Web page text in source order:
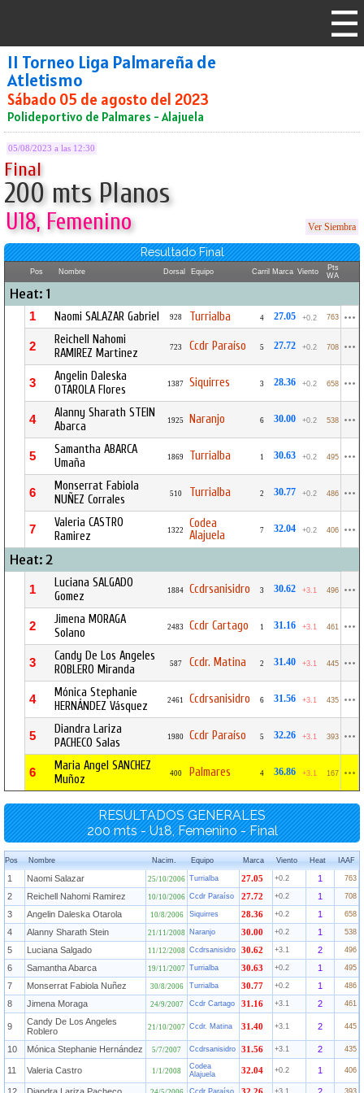
II Torneo Liga Palmareña de
Atletismo
Sábado 05 de agosto del 2023
Polideportivo de Palmares - Alajuela
05/08/2023 a las 12:30
Final
200 mts Planos
U18, Femenino Ver Siembra
Resultado Final
Pos Nombre Dorsal Equipo Carril Marca Viento
Pts
WA
Heat: 1
1 Naomi SALAZAR Gabriel 928 Turrialba 4 27.05 +0.2 763
2
Reichell Nahomi
RAMIREZ Martinez
723 Ccdr Paraíso 5 27.72 +0.2 708
3
Angelin Daleska
OTAROLA Flores
1387 Siquirres 3 28.36 +0.2 658
4
Alanny Sharath STEIN
Abarca
1925 Naranjo 6 30.00 +0.2 538
5
Samantha ABARCA
Umaña
1869 Turrialba 1 30.63 +0.2 495
6
Monserrat Fabiola
NUÑEZ Corrales
510 Turrialba 2 30.77 +0.2 486
7
Valeria CASTRO
Ramirez
1322
Codea
Alajuela
7 32.04 +0.2 406
Heat: 2
1
Luciana SALGADO
Gomez
1884 Ccdrsanisidro 3 30.62 +3.1 496
2
Jimena MORAGA
Solano
2483 Ccdr Cartago 1 31.16 +3.1 461
3
Candy De Los Angeles
ROBLERO Miranda
587 Ccdr. Matina 2 31.40 +3.1 445
4
Mónica Stephanie
HERNÁNDEZ Vásquez
2461 Ccdrsanisidro 6 31.56 +3.1 435
5
Diandra Lariza
PACHECO Salas
1980 Ccdr Paraíso 5 32.26 +3.1 393
6
Maria Angel SANCHEZ
Muñoz
400 Palmares 4 36.86 +3.1 167
RESULTADOS GENERALES
200 mts - U18, Femenino - Final
Pos Nombre Nacim. Equipo Marca Viento Heat IAAF
1 Naomi Salazar 25/10/2006 Turrialba 27.05 +0.2 1 763
2 Reichell Nahomi Ramirez 10/10/2006 Ccdr Paraíso 27.72 +0.2 1 708
3 Angelin Daleska Otarola 10/8/2006 Siquirres 28.36 +0.2 1 658
4 Alanny Sharath Stein 21/11/2008 Naranjo 30.00 +0.2 1 538
5 Luciana Salgado 11/12/2008 Ccdrsanisidro 30.62 +3.1 2 496
6 Samantha Abarca 19/11/2007 Turrialba 30.63 +0.2 1 495
7 Monserrat Fabiola Nuñez 30/8/2006 Turrialba 30.77 +0.2 1 486
8 Jimena Moraga 24/9/2007 Ccdr Cartago 31.16 +3.1 2 461
9
Candy De Los Angeles
Roblero
21/10/2007 Ccdr. Matina 31.40 +3.1 2 445
10 Mónica Stephanie Hernández 5/7/2007 Ccdrsanisidro 31.56 +3.1 2 435
11 Valeria Castro 1/1/2008
Codea
Alajuela
32.04 +0.2 1 406
Ccdr Paraíso +3.1 393